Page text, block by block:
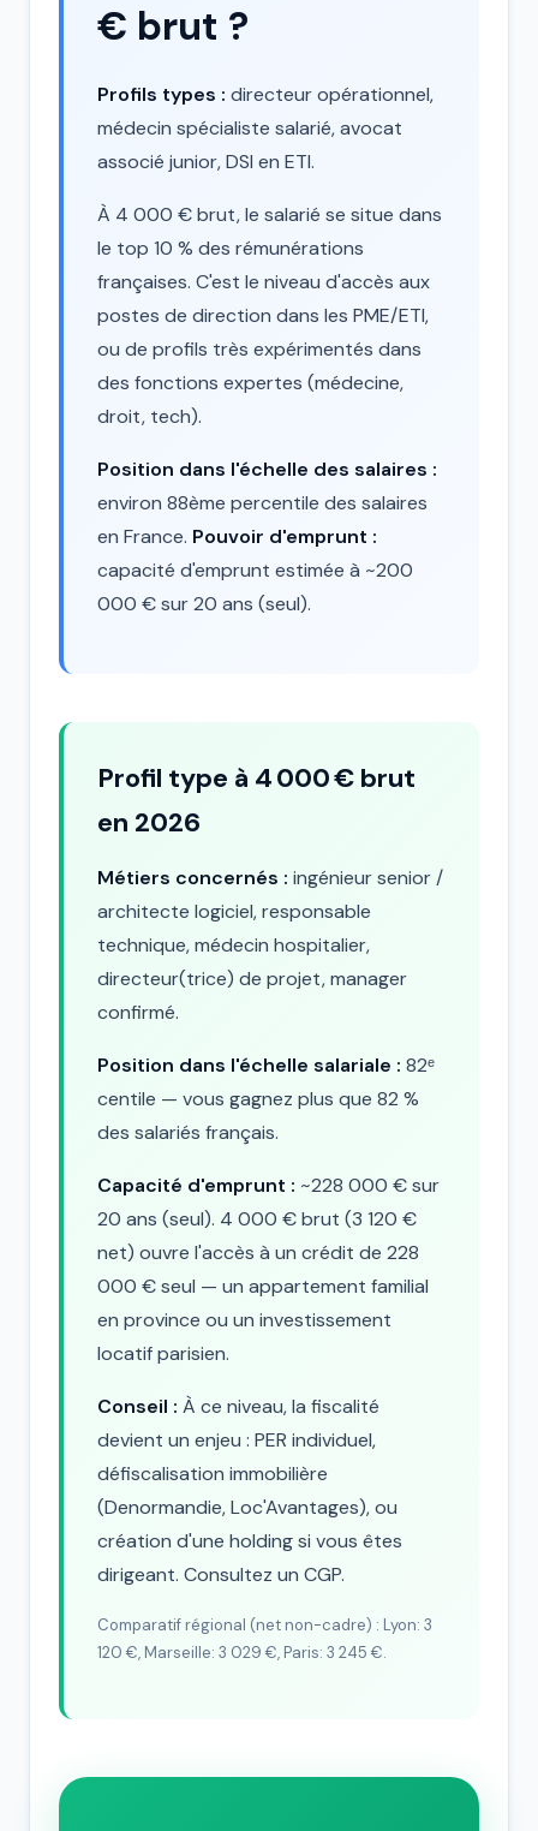
€ brut ?
Profils types : directeur opérationnel,
médecin spécialiste salarié, avocat
associé junior, DSI en ETI.
À 4 000 € brut, le salarié se situe dans
le top 10 % des rémunérations
françaises. C'est le niveau d'accès aux
postes de direction dans les PME/ETI,
ou de profils très expérimentés dans
des fonctions expertes (médecine,
droit, tech).
Position dans l'échelle des salaires :
environ 88ème percentile des salaires
en France. Pouvoir d'emprunt :
capacité d'emprunt estimée à ~200
000 € sur 20 ans (seul).
Profil type à 4 000 € brut
en 2026
Métiers concernés : ingénieur senior /
architecte logiciel, responsable
technique, médecin hospitalier,
directeur(trice) de projet, manager
confirmé.
Position dans l'échelle salariale : 82ᵉ
centile — vous gagnez plus que 82 %
des salariés français.
Capacité d'emprunt : ~228 000 € sur
20 ans (seul). 4 000 € brut (3 120 €
net) ouvre l'accès à un crédit de 228
000 € seul — un appartement familial
en province ou un investissement
locatif parisien.
Conseil : À ce niveau, la fiscalité
devient un enjeu : PER individuel,
défiscalisation immobilière
(Denormandie, Loc'Avantages), ou
création d'une holding si vous êtes
dirigeant. Consultez un CGP.
Comparatif régional (net non-cadre) : Lyon: 3
120 €, Marseille: 3 029 €, Paris: 3 245 €.